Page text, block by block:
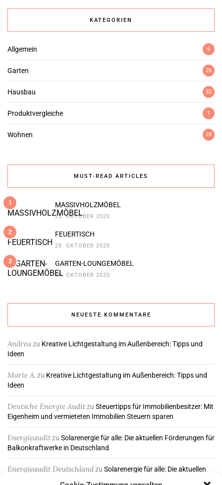
KATEGORIEN
Allgemein 6
Garten 26
Hausbau 32
Produktvergleiche 1
Wohnen 28
MUST-READ ARTICLES
1 MASSIVHOLZMÖBEL
25. OKTOBER 2020
2 FEUERTISCH
28. OKTOBER 2020
3 GARTEN-LOUNGEMÖBEL
30. OKTOBER 2020
NEUESTE KOMMENTARE
Andreazu Kreative Lichtgestaltung im Außenbereich: Tipps und
Ideen
Marie A.zu Kreative Lichtgestaltung im Außenbereich: Tipps und
Ideen
Deutsche Energie Auditzu Steuertipps für Immobilienbesitzer: Mit
Eigenheim und vermieteten Immobilien Steuern sparen
Energieauditzu Solarenergie für alle: Die aktuellen Förderungen für
Balkonkraftwerke in Deutschland
Energieaudit Deutschlandzu Solarenergie für alle: Die aktuellen